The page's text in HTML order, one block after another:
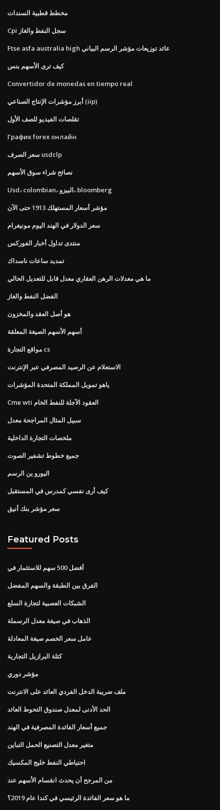
مخطط قطبية السندات
Cpi سجل النفط والغاز
Ftse asfa australia high عائد توزيعات مؤشر الرسم البياني
كيف ترى الأسهم بنس
Convertidor de monedas en tiempo real
أبرز مؤشرات الإنتاج الصناعي (iip)
تقلصات الفيديو للصف الأول
График forex онлайн
سعر الصرف usdclp
نصائح شراء سوق الأسهم
Usd، colombian، البيزو، bloomberg
مؤشر أسعار المستهلك 1913 حتى الآن
سعر الدولار في الهند اليوم مونيغرام
منتدى تداول أخبار الفوركس
تمديد ساعات ناسداك
ما هي معدلات الرهن العقاري معدل قابل للتعديل الحالي
الفضل النفط والغاز
هو أصل العقد والمخزون
أسهم الأسهم الصيغة المعلقة
مواقع التجارة cs
الاستعلام عن الرصيد المصرفي عبر الإنترنت
ياهو تمويل المملكة المتحدة المؤشرات
Cme wti العقود الآجلة للنفط الخام
سبيل المثال المراجحة معدل
ملخصات التجارة الداخلية
جميع خطوط تشفير الصوت
اليورو ين الرسم
كيف أرى نفسي كمدرس في المستقبل
سعر مؤشر بنك أنيق
Featured Posts
أفضل 500 سهم للاستثمار في
الفرق بين الطبقة والسهم المفضل
الشبكات العصبية لتجارة السلع
الذهاب في صيغة معدل الرسملة
عامل سعر الخصم صيغة المعادلة
كتلة البرازيل التجارية
مؤشر دوري
ملف ضريبة الدخل الفردي العائد على الانترنت
الحد الأدنى لمعدل صندوق التحوط العائد
جميع أسعار الفائدة المصرفية في الهند
متغير معدل التصنيع الحمل التباين
احتياطي النفط خليج المكسيك
من المرجح أن يحدث انقسام الأسهم عند
ما هو سعر الفائدة الرئيسي في كندا عام 2019؟